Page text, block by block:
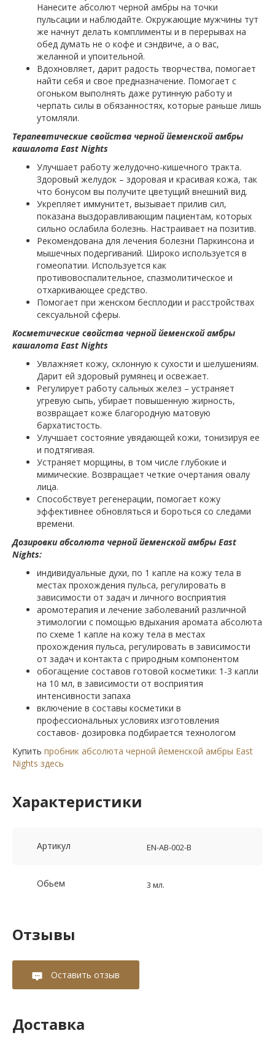
Нанесите абсолют черной амбры на точки
пульсации и наблюдайте. Окружающие мужчины тут
же начнут делать комплименты и в перерывах на
обед думать не о кофе и сэндвиче, а о вас,
желанной и упоительной.
Вдохновляет, дарит радость творчества, помогает
найти себя и свое предназначение. Помогает с
огоньком выполнять даже рутинную работу и
черпать силы в обязанностях, которые раньше лишь
утомляли.
Терапевтические свойства черной йеменской амбры
кашалота East Nights
Улучшает работу желудочно-кишечного тракта.
Здоровый желудок – здоровая и красивая кожа, так
что бонусом вы получите цветущий внешний вид.
Укрепляет иммунитет, вызывает прилив сил,
показана выздоравливающим пациентам, которых
сильно ослабила болезнь. Настраивает на позитив.
Рекомендована для лечения болезни Паркинсона и
мышечных подергиваний. Широко используется в
гомеопатии. Используется как
противовоспалительное, спазмолитическое и
отхаркивающее средство.
Помогает при женском бесплодии и расстройствах
сексуальной сферы.
Косметические свойства черной йеменской амбры
кашалота East Nights
Увлажняет кожу, склонную к сухости и шелушениям.
Дарит ей здоровый румянец и освежает.
Регулирует работу сальных желез – устраняет
угревую сыпь, убирает повышенную жирность,
возвращает коже благородную матовую
бархатистость.
Улучшает состояние увядающей кожи, тонизируя ее
и подтягивая.
Устраняет морщины, в том числе глубокие и
мимические. Возвращает четкие очертания овалу
лица.
Способствует регенерации, помогает кожу
эффективнее обновляться и бороться со следами
времени.
Дозировки абсолюта черной йеменской амбры East
Nights:
индивидуальные духи, по 1 капле на кожу тела в
местах прохождения пульса, регулировать в
зависимости от задач и личного восприятия
аромотерапия и лечение заболеваний различной
этимологии с помощью вдыхания аромата абсолюта
по схеме 1 капле на кожу тела в местах
прохождения пульса, регулировать в зависимости
от задач и контакта с природным компонентом
обогащение составов готовой косметики: 1-3 капли
на 10 мл, в зависимости от восприятия
интенсивности запаха
включение в составы косметики в
профессиональных условиях изготовления
составов- дозировка подбирается технологом
Купить пробник абсолюта черной йеменской амбры East
Nights здесь
Характеристики
Артикул EN-AB-002-B
Обьем 3 мл.
Отзывы
Оставить отзыв
Доставка